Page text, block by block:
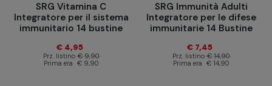
SRG Vitamina C
Integratore per il sistema
immunitario 14 bustine
€ 4,95
Prz. listino € 9,90
Prima era € 9,90
SRG Immunità Adulti
Integratore per le difese
immunitarie 14 Bustine
€ 7,45
Prz. listino € 14,90
Prima era € 14,90